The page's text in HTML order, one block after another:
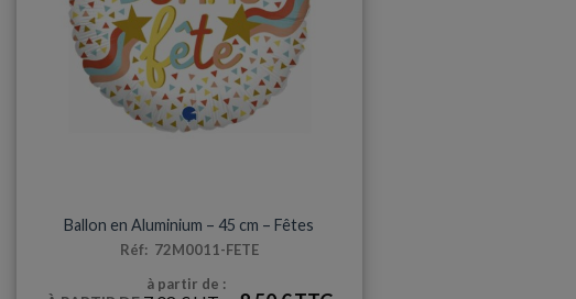
Ballon en Aluminium – 45 cm – Fêtes
Réf: 72M0011-FETE
à partir de :